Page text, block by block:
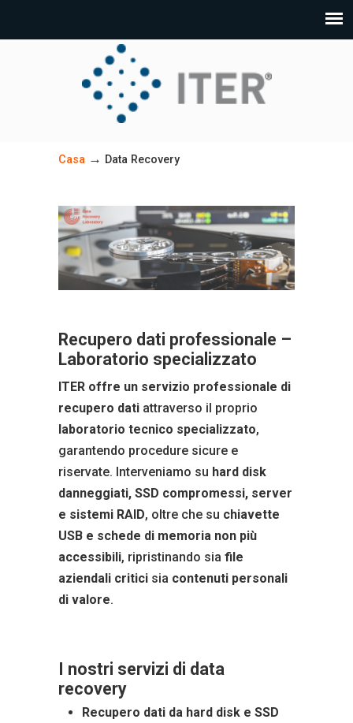
Casa → Data Recovery
Recupero dati professionale –
Laboratorio specializzato
ITER offre un servizio professionale di
recupero dati attraverso il proprio
laboratorio tecnico specializzato,
garantendo procedure sicure e
riservate. Interveniamo su hard disk
danneggiati, SSD compromessi, server
e sistemi RAID, oltre che su chiavette
USB e schede di memoria non più
accessibili, ripristinando sia file
aziendali critici sia contenuti personali
di valore.
I nostri servizi di data
recovery
Recupero dati da hard disk e SSD